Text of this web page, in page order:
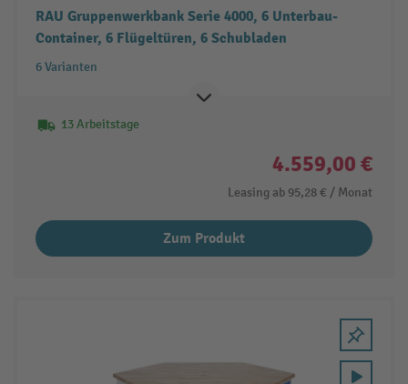
RAU Gruppenwerkbank Serie 4000, 6 Unterbau-
Container, 6 Flügeltüren, 6 Schubladen
6 Varianten
13 Arbeitstage
4.559,00 €
Leasing ab 95,28 € / Monat
Zum Produkt